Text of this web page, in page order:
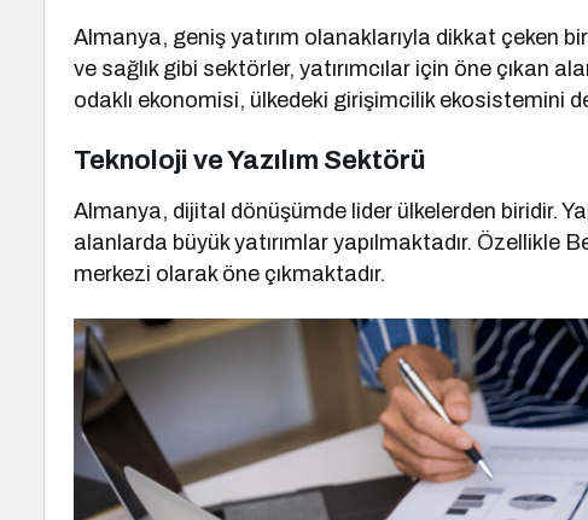
Almanya, geniş yatırım olanaklarıyla dikkat çeken
ve sağlık gibi sektörler, yatırımcılar için öne çıkan
odaklı ekonomisi, ülkedeki girişimcilik ekosistemini
Teknoloji ve Yazılım Sektörü
Almanya, dijital dönüşümde lider ülkelerden biridir.
alanlarda büyük yatırımlar yapılmaktadır. Özellikle
merkezi olarak öne çıkmaktadır.